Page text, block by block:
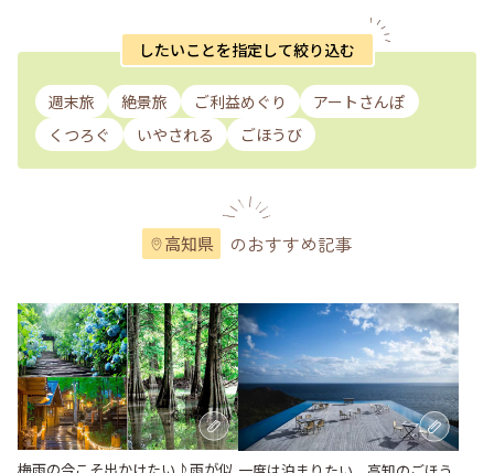
したいことを指定して絞り込む
週末旅 絶景旅 ご利益めぐり
アートさんぽ
くつろぐ
いやされる ごほうび
高知県 のおすすめ記事